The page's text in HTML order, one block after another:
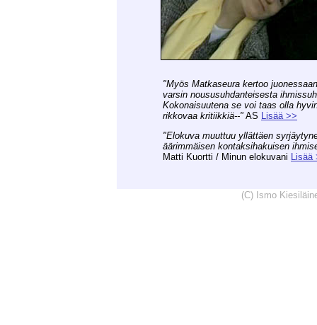
"Myös Matkaseura kertoo
varsin noususuhdanteisesta
Kokonaisuutena se voi taas olla
rikkovaa kritiikkiä--" AS Lisää >>
"Elokuva muuttuu yllättäen
äärimmäisen kontaksihakuisen
Matti Kuortti / Minun elokuvani Lisää
(C) Ismo